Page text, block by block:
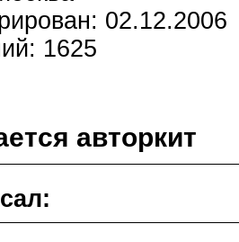
02.12.2006
1625
авторкит